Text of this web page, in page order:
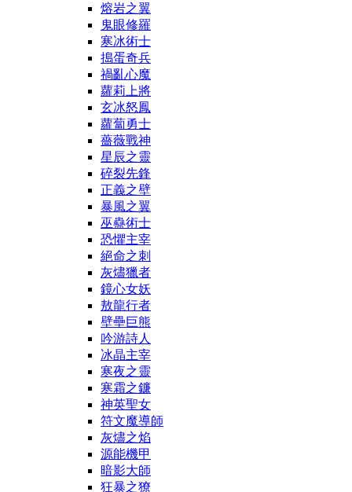
熔岩之翼
鬼眼修羅
寒冰術士
搗蛋奇兵
禍亂心魔
蘿莉上將
玄冰怒鳳
蘿蔔勇士
薔薇戰神
星辰之靈
碎裂先鋒
正義之壁
暴風之翼
巫蠱術士
恐懼主宰
絕命之刺
灰燼獵者
鏡心女妖
敖龍行者
壁壘巨熊
吟游詩人
冰晶主宰
寒夜之靈
寒霜之鐮
神英聖女
符文魔導師
灰燼之焰
源能機甲
暗影大師
狂暴之獠